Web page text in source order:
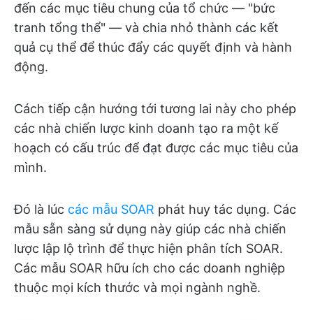
đến các mục tiêu chung của tổ chức — "bức
tranh tổng thể" — và chia nhỏ thành các kết
quả cụ thể để thúc đẩy các quyết định và hành
động.
Cách tiếp cận hướng tới tương lai này cho phép
các nhà chiến lược kinh doanh tạo ra một kế
hoạch có cấu trúc để đạt được các mục tiêu của
mình.
Đó là lúc các mẫu SOAR phát huy tác dụng. Các
mẫu sẵn sàng sử dụng này giúp các nhà chiến
lược lập lộ trình để thực hiện phân tích SOAR.
Các mẫu SOAR hữu ích cho các doanh nghiệp
thuộc mọi kích thước và mọi ngành nghề.